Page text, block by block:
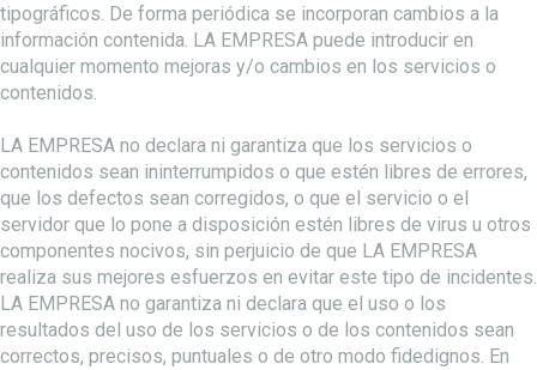
tipográficos. De forma periódica se incorporan cambios a la
información contenida. LA EMPRESA puede introducir en
cualquier momento mejoras y/o cambios en los servicios o
contenidos.
LA EMPRESA no declara ni garantiza que los servicios o
contenidos sean ininterrumpidos o que estén libres de errores,
que los defectos sean corregidos, o que el servicio o el
servidor que lo pone a disposición estén libres de virus u otros
componentes nocivos, sin perjuicio de que LA EMPRESA
realiza sus mejores esfuerzos en evitar este tipo de incidentes.
LA EMPRESA no garantiza ni declara que el uso o los
resultados del uso de los servicios o de los contenidos sean
correctos, precisos, puntuales o de otro modo fidedignos. En